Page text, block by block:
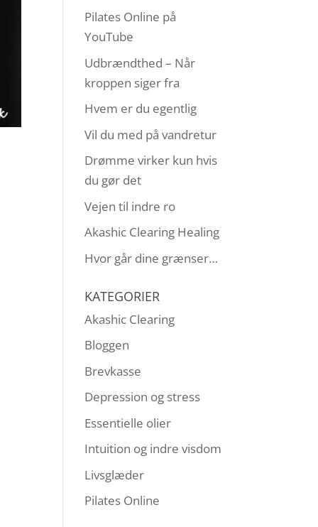
Pilates Online på
YouTube
Udbrændthed – Når
kroppen siger fra
Hvem er du egentlig
Vil du med på vandretur
Drømme virker kun hvis
du gør det
Vejen til indre ro
Akashic Clearing Healing
Hvor går dine grænser…
KATEGORIER
Akashic Clearing
Bloggen
Brevkasse
Depression og stress
Essentielle olier
Intuition og indre visdom
Livsglæder
Pilates Online